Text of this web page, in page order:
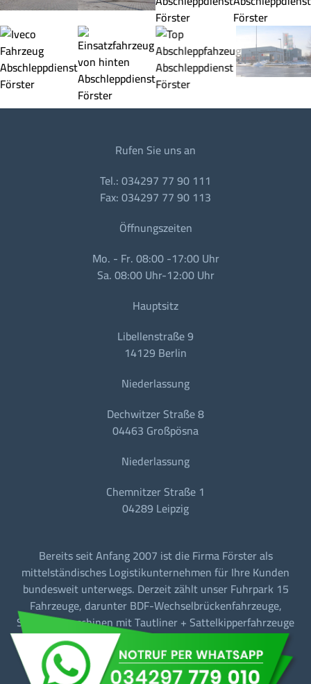
Rufen Sie uns an
Tel.: 034297 77 90 111
Fax: 034297 77 90 113
Öffnungszeiten
Mo. - Fr. 08:00 -17:00 Uhr
Sa. 08:00 Uhr-12:00 Uhr
Hauptsitz
Libellenstraße 9
14129 Berlin
Niederlassung
Dechwitzer Straße 8
04463 Großpösna
Niederlassung
Chemnitzer Straße 1
04289 Leipzig
Bereits seit Anfang 2007 ist die Firma Förster als
mittelständisches Logistikunternehmen für Ihre Kunden
bundesweit unterwegs. Derzeit zählt unser Fuhrpark 15
Fahrzeuge, darunter BDF-Wechselbrückenfahrzeuge,
Sattelzugmaschinen mit Tautliner + Sattelkipperfahrzeuge
für den Baustellen-/Linien-/Begegnungs- und
Fernverkehr.